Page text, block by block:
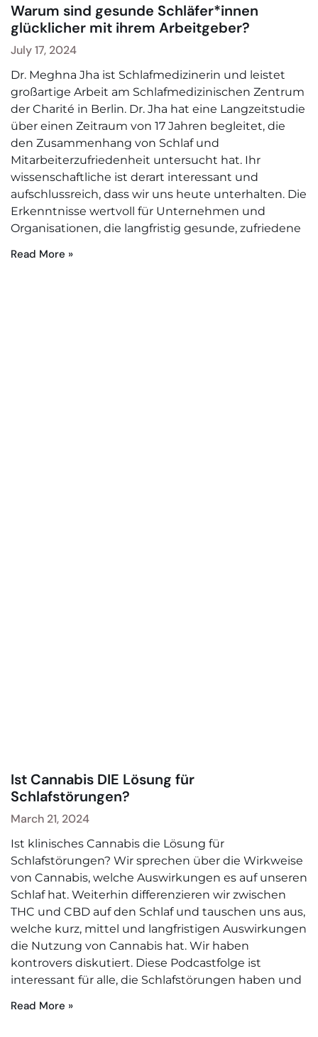
Warum sind gesunde Schläfer*innen
glücklicher mit ihrem Arbeitgeber?
July 17, 2024
Dr. Meghna Jha ist Schlafmedizinerin und leistet
großartige Arbeit am Schlafmedizinischen Zentrum
der Charité in Berlin. Dr. Jha hat eine Langzeitstudie
über einen Zeitraum von 17 Jahren begleitet, die
den Zusammenhang von Schlaf und
Mitarbeiterzufriedenheit untersucht hat. Ihr
wissenschaftliche ist derart interessant und
aufschlussreich, dass wir uns heute unterhalten. Die
Erkenntnisse wertvoll für Unternehmen und
Organisationen, die langfristig gesunde, zufriedene
Read More »
Ist Cannabis DIE Lösung für
Schlafstörungen?
March 21, 2024
Ist klinisches Cannabis die Lösung für
Schlafstörungen? Wir sprechen über die Wirkweise
von Cannabis, welche Auswirkungen es auf unseren
Schlaf hat. Weiterhin differenzieren wir zwischen
THC und CBD auf den Schlaf und tauschen uns aus,
welche kurz, mittel und langfristigen Auswirkungen
die Nutzung von Cannabis hat. Wir haben
kontrovers diskutiert. Diese Podcastfolge ist
interessant für alle, die Schlafstörungen haben und
Read More »